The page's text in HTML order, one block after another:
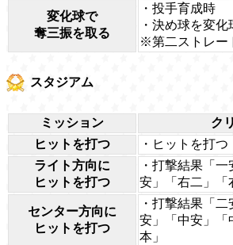
変化球で
奪三振を取る
・投手育成時
・決め球を変
※第二ストレー
スタジアム
ミッション
ク
ヒットを打つ
・ヒットを打つ
ライト方向に
ヒットを打つ
・打撃結果「
安」「右二」「
センター方向に
ヒットを打つ
・打撃結果「
安」「中安」「
本」